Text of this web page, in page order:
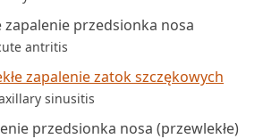
zapalenie przedsionka nosa
antritis
zapalenie zatok szczękowych
sinusitis
przedsionka nosa (przewlekłe)